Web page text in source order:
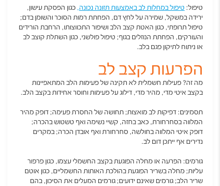
טיפול: טיפול במחלות לב באמצעות תזונה נכונה, כגון הפסקת עישון,
ירידה במשקל, שמירה על לחץ דם, הפחתת רמות הסוכר והשומן בדם;
טיפול תרופתי, כגון האטת קצב הלב ושיפור התכווצותו, הרחבת הורידים
והעורקים, הפחתת הנוזלים בגוף; טיפול פולשני, כגון השתלת קוצב לב
או ניתוח לתיקון פגם בלב.
הפרעות קצב לב
מה זה? פעילות חשמלית לא תקינה של פעימות הלב המתאפיינות
בקצב איטי מדי, מהיר מדי, דילוג על פעימות וחוסר אחידות בקצב הלב.
תסמינים: דפיקות לב מואצות; תחושה של החסרת פעימה; דופק מהיר
המלווה בסחרחורת, כאב בחזה, קשיי נשימה ואף טשטוש בהכרה;
דופק איטי המלווה בחולשה, סחרחורת ואף אובדן הכרה; במקרים
נדירים אף ייתכן דום לב.
גורמים: הפרעה או מחלה הפוגעת בקצב החשמלי עצמו, כגון פרפור
עליות; מחלה בשריר הפוגעת בהולכת האותות החשמליים, כגון אוטם
שריר הלב; גורמים שאינם ידועים; גורמים המעלים את הסיכון, בהם